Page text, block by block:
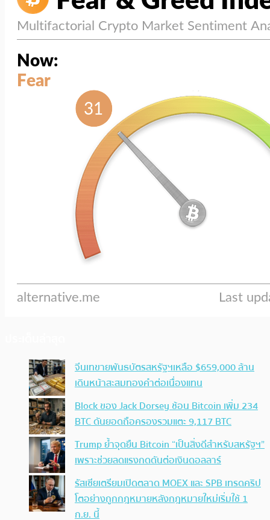
จีนเทขายพันธบัตรสหรัฐฯเหลือ $659,000 ล้าน
เดินหน้าสะสมทองคำต่อเนื่องแทน
Block ของ Jack Dorsey ช้อน Bitcoin เพิ่ม 234
BTC ดันยอดถือครองรวมแตะ 9,117 BTC
Trump ย้ำจุดยืน Bitcoin “เป็นสิ่งดีสำหรับสหรัฐฯ”
เพราะช่วยลดแรงกดดันต่อเงินดอลลาร์
รัสเซียเตรียมเปิดตลาด MOEX และ SPB เทรดคริป
โตอย่างถูกกฎหมายหลังกฎหมายใหม่เริ่มใช้ 1
ก.ย. นี้